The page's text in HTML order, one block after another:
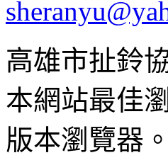
高雄市扯鈴
本網站最佳
版本瀏覽器。